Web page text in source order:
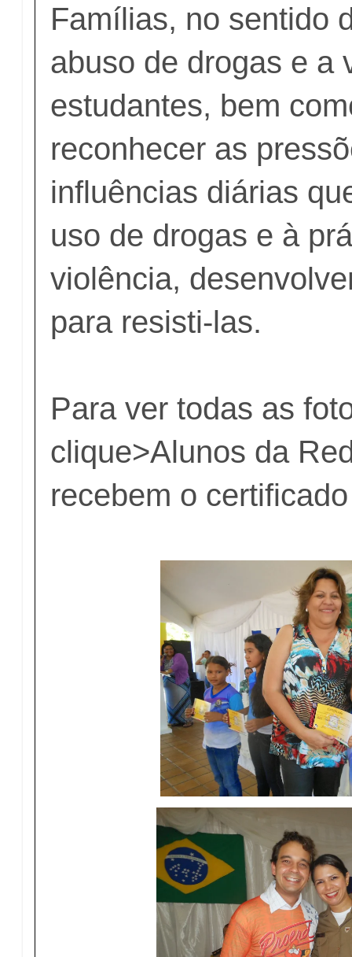
Famílias, no sentido
abuso de drogas e a
estudantes, bem
reconhecer as
influências diárias
uso de drogas e à
violência,
para resisti-las.
Para ver todas as
clique>Alunos da
recebem o